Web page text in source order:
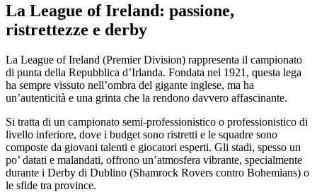
La League of Ireland: passione,
ristrettezze e derby
La League of Ireland (Premier Division) rappresenta il campionato
di punta della Repubblica d’Irlanda. Fondata nel 1921, questa lega
ha sempre vissuto nell’ombra del gigante inglese, ma ha
un’autenticità e una grinta che la rendono davvero affascinante.
Si tratta di un campionato semi-professionistico o professionistico di
livello inferiore, dove i budget sono ristretti e le squadre sono
composte da giovani talenti e giocatori esperti. Gli stadi, spesso un
po’ datati e malandati, offrono un’atmosfera vibrante, specialmente
durante i Derby di Dublino (Shamrock Rovers contro Bohemians) o
le sfide tra province.